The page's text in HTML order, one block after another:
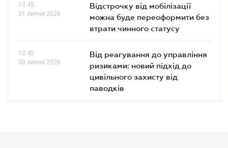
13.45
31 липня 2026
Відстрочку від мобілізації
можна буде переоформити без
втрати чинного статусу
12.45
30 липня 2026
Від реагування до управління
ризиками: новий підхід до
цивільного захисту від
паводків